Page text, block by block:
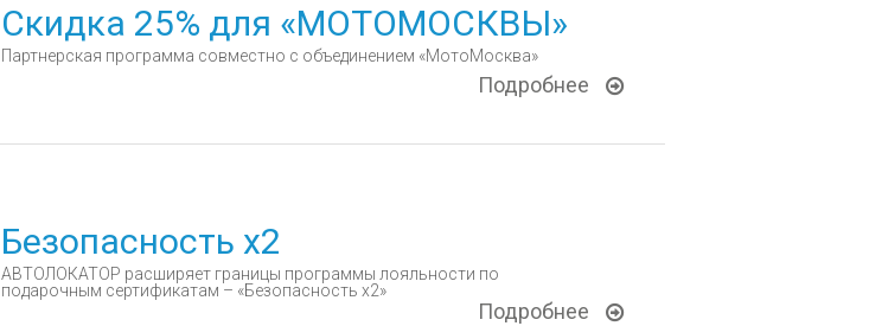
Скидка 25% для «МОТОМОСКВЫ»
Партнерская программа совместно с объединением «МотоМосква»
Подробнее
Безопасность х2
АВТОЛОКАТОР расширяет границы программы лояльности по
подарочным сертификатам – «Безопасность x2»
Подробнее